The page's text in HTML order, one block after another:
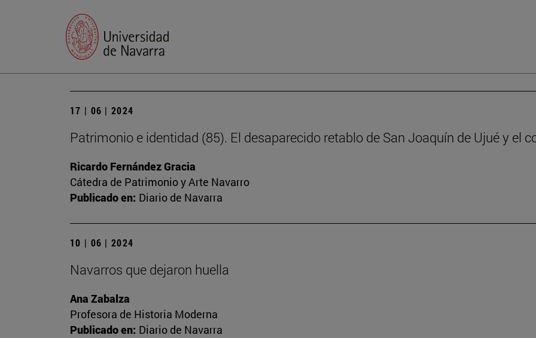
17 | 06 | 2024
Patrimonio e identidad (85). El desaparecido retablo de San Joaquín de Ujué y el
Ricardo Fernández Gracia
Cátedra de Patrimonio y Arte Navarro
Publicado en: Diario de Navarra
10 | 06 | 2024
Navarros que dejaron huella
Ana Zabalza
Profesora de Historia Moderna
Publicado en: Diario de Navarra